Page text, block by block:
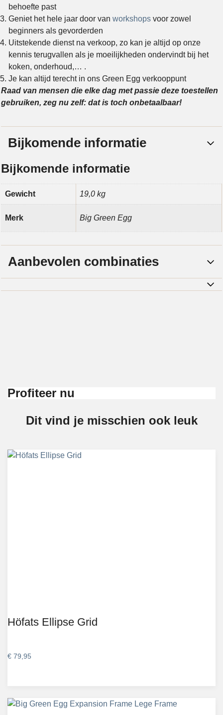
behoefte past
Geniet het hele jaar door van workshops voor zowel
beginners als gevorderden
Uitstekende dienst na verkoop, zo kan je altijd op onze
kennis terugvallen als je moeilijkheden ondervindt bij het
koken, onderhoud,… .
Je kan altijd terecht in ons Green Egg verkooppunt
Raad van mensen die elke dag met passie deze toestellen
gebruiken, zeg nu zelf: dat is toch onbetaalbaar!
Bijkomende informatie
Bijkomende informatie
Gewicht 19,0 kg
Merk Big Green Egg
Aanbevolen combinaties
Profiteer nu
Dit vind je misschien ook leuk
Höfats Ellipse Grid
€ 79,95